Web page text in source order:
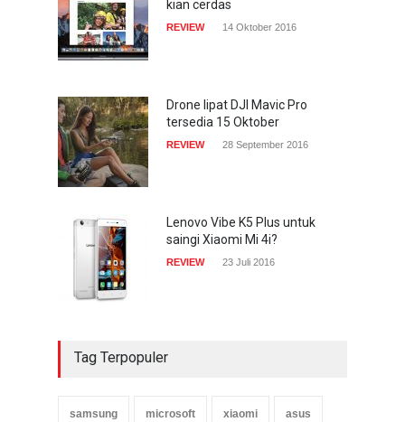
kian cerdas
REVIEW 14 Oktober 2016
Drone lipat DJI Mavic Pro
tersedia 15 Oktober
REVIEW 28 September 2016
Lenovo Vibe K5 Plus untuk
saingi Xiaomi Mi 4i?
REVIEW 23 Juli 2016
Tag Terpopuler
samsung microsoft xiaomi asus